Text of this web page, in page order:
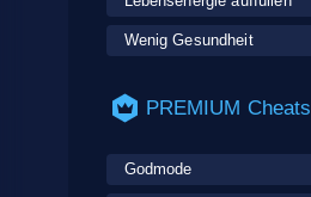
Wenig Gesundheit
PREMIUM Cheats
Godmode